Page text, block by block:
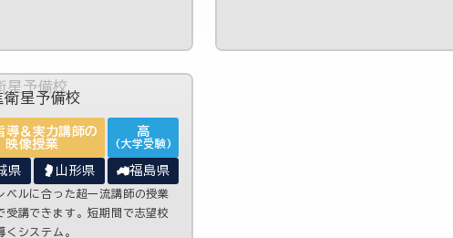
導＆実力講師の
映像授業
高
(大学受験)
県 山形県 福島県
ベルに合った超一流講師の授業
受講できます。短期間で志望校
くシステム。